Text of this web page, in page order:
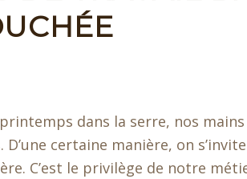
dans la serre, nos
certaine manière, on
C’est le privilège de notre